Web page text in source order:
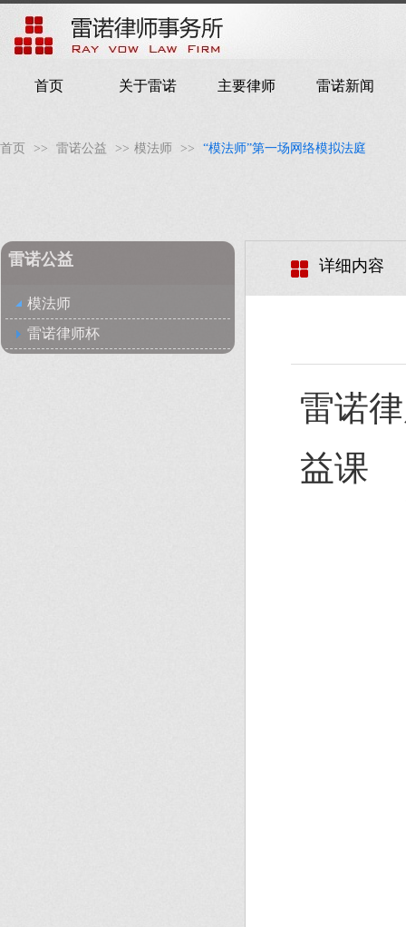
首页 关于雷诺 主要律师 雷诺新闻
首页 >> 雷诺公益 >> 模法师 >> “模法师”第一场网络模拟法庭
雷诺公益
模法师
雷诺律师杯
详细内容
雷诺
益课